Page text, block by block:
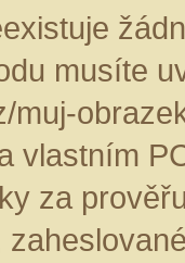
musíte
muj-
vlastním
za